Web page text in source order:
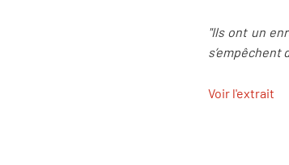
"Ils ont un
s’empêchent
Voir l'extrait